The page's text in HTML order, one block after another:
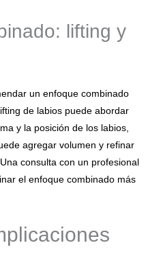
lifting y
un enfoque combinado
de labios puede abordar
y la posición de los labios,
agregar volumen y refinar
consulta con un profesional
el enfoque combinado más